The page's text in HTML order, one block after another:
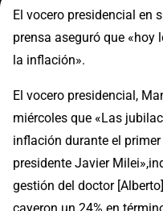
El vocero presidencial en
prensa aseguró que «hoy
la inflación».
El vocero presidencial,
miércoles que «Las
inflación durante el primer
presidente Javier
gestión del doctor